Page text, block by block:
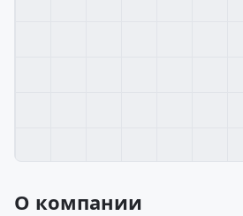
О компании